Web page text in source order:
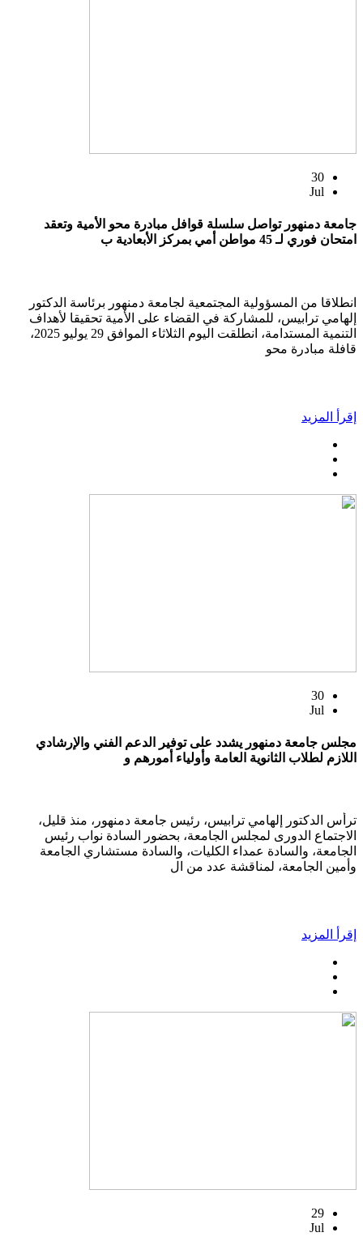
30
Jul
جامعة دمنهور تواصل سلسلة قوافل مبادرة محو الأمية وتعقد
امتحان فوري لـ 45 مواطن أمي بمركز الأبعادية ب
انطلاقا من المسؤولية المجتمعية لجامعة دمنهور برئاسة الدكتور
إلهامي ترابيس، للمشاركة في القضاء على الأمية تحقيقا لأهداف
التنمية المستدامة، انطلقت اليوم الثلاثاء الموافق 29 يوليو 2025،
قافلة مبادرة محو
إقرأ المزيد
30
Jul
مجلس جامعة دمنهور يشدد على توفير الدعم الفني والإرشادي
اللازم لطلاب الثانوية العامة وأولياء أمورهم و
ترأس الدكتور إلهامي ترابيس، رئيس جامعة دمنهور، منذ قليل،
الاجتماع الدورى لمجلس الجامعة، بحضور السادة نواب رئيس
الجامعة، والسادة عمداء الكليات، والسادة مستشاري الجامعة
وأمين الجامعة، لمناقشة عدد من ال
إقرأ المزيد
29
Jul